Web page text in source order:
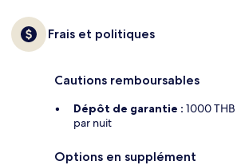
Frais et politiques
Cautions remboursables
Dépôt de garantie : 1000
par nuit
Options en supplément